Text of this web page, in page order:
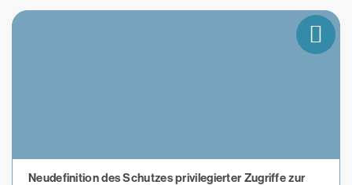
Neudefinition des Schutzes privilegierter Zugriffe zur